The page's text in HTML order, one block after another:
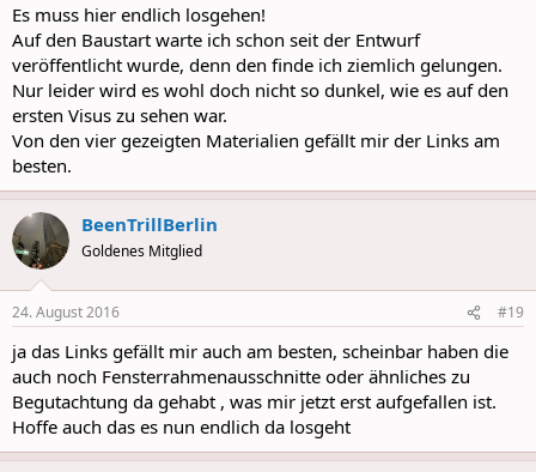
Es muss hier endlich losgehen!
Auf den Baustart warte ich schon seit der Entwurf
veröffentlicht wurde, denn den finde ich ziemlich gelungen.
Nur leider wird es wohl doch nicht so dunkel, wie es auf den
ersten Visus zu sehen war.
Von den vier gezeigten Materialien gefällt mir der Links am
besten.
BeenTrillBerlin
Goldenes Mitglied
24. August 2016 #19
ja das Links gefällt mir auch am besten, scheinbar haben die
auch noch Fensterrahmenausschnitte oder ähnliches zu
Begutachtung da gehabt , was mir jetzt erst aufgefallen ist.
Hoffe auch das es nun endlich da losgeht